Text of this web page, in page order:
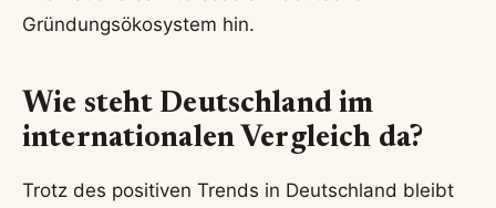
Gründungsökosystem hin.
Wie steht Deutschland im
internationalen Vergleich da?
Trotz des positiven Trends in Deutschland bleibt